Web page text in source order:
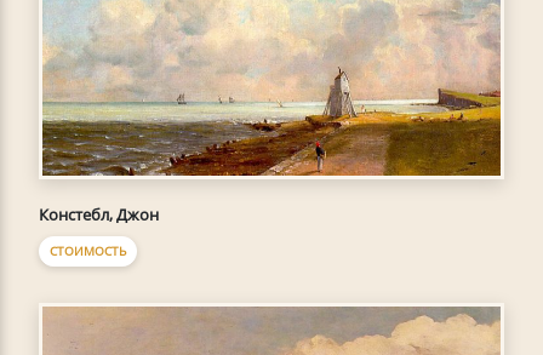
Констебл, Джон
СТОИМОСТЬ